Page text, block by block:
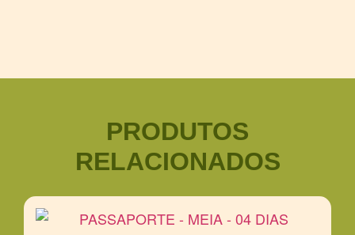
PRODUTOS
RELACIONADOS